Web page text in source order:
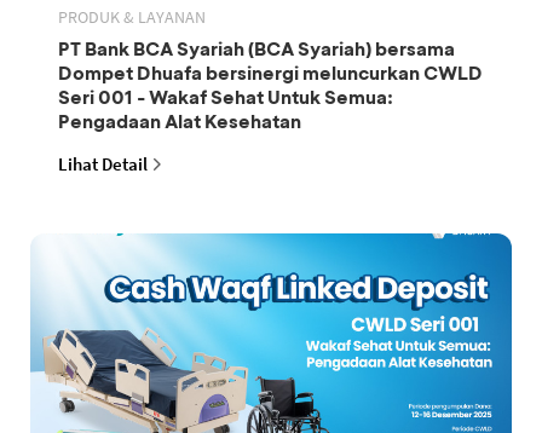
PRODUK & LAYANAN
PT Bank BCA Syariah (BCA Syariah) bersama
Dompet Dhuafa bersinergi meluncurkan CWLD
Seri 001 - Wakaf Sehat Untuk Semua:
Pengadaan Alat Kesehatan
Lihat Detail